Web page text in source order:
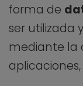
forma de
ser utilizada
mediante la